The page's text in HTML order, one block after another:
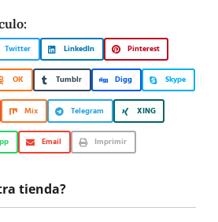
Twitter LinkedIn Pinterest
OK Tumblr Digg Skype
Mix Telegram XING
Email Imprimir
tienda?